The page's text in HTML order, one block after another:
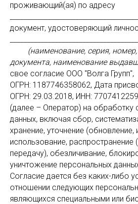
проживающий(ая) по адресу
документ, удостоверяющий
(наименование, серия,
документа, наименование
свое согласие ООО "Волга Групп",
ОГРН: 1187746358062, Дата
ОГРН: 29.03.2018, ИНН:
(далее – Оператор) на обработку
данных, включая сбор,
хранение, уточнение (обновление,
использование, распространение
передачу), обезличивание,
уничтожение персональных
Согласие дается без каких-либо
отношении следующих
являющихся специальными или